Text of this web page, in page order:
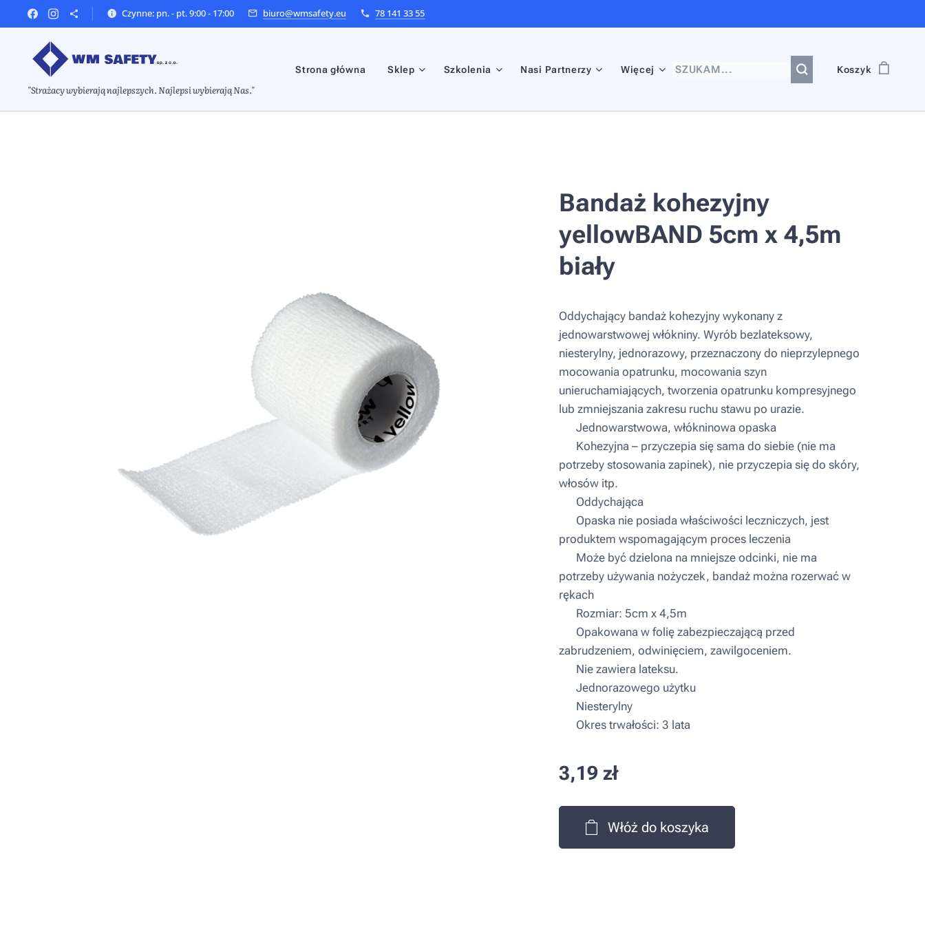
Czynne: pn. - pt. 9:00 - 17:00 biuro@wmsafety.eu 78 141 33 55
"Strażacy wybierają najlepszych. Najlepsi wybierają Nas."
Strona główna Sklep Szkolenia Nasi Partnerzy Więcej Koszyk
Bandaż kohezyjny
yellowBAND 5cm x 4,5m
biały
Oddychający bandaż kohezyjny wykonany z
jednowarstwowej włókniny. Wyrób bezlateksowy,
niesterylny, jednorazowy, przeznaczony do nieprzylepnego
mocowania opatrunku, mocowania szyn
unieruchamiających, tworzenia opatrunku kompresyjnego
lub zmniejszania zakresu ruchu stawu po urazie.
▪ Jednowarstwowa, włókninowa opaska
▪ Kohezyjna – przyczepia się sama do siebie (nie ma
potrzeby stosowania zapinek), nie przyczepia się do skóry,
włosów itp.
▪ Oddychająca
▪ Opaska nie posiada właściwości leczniczych, jest
produktem wspomagającym proces leczenia
▪ Może być dzielona na mniejsze odcinki, nie ma
potrzeby używania nożyczek, bandaż można rozerwać w
rękach
▪ Rozmiar: 5cm x 4,5m
▪ Opakowana w folię zabezpieczającą przed
zabrudzeniem, odwinięciem, zawilgoceniem.
▪ Nie zawiera lateksu.
▪ Jednorazowego użytku
▪ Niesterylny
▪ Okres trwałości: 3 lata
3,19 zł
Włóż do koszyka